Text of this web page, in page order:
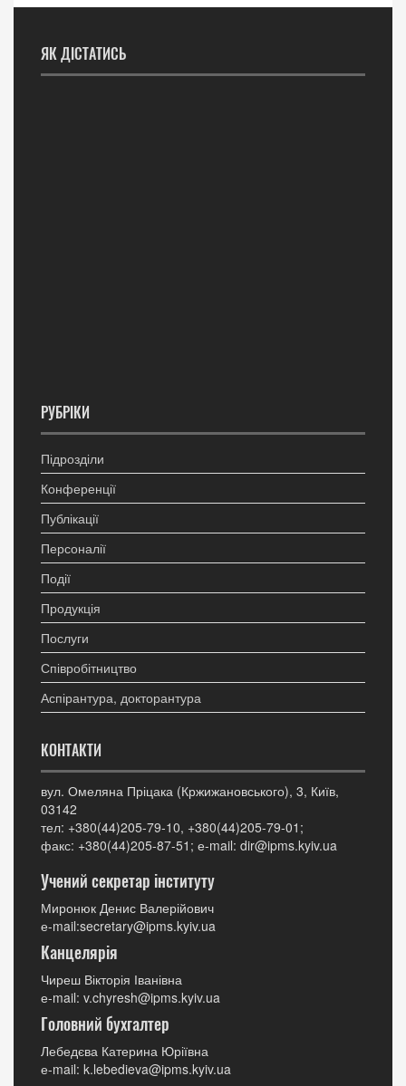
ЯК ДІСТАТИСЬ
РУБРІКИ
Підрозділи
Конференції
Публікації
Персоналії
Події
Продукція
Послуги
Співробітництво
Аспірантура, докторантура
КОНТАКТИ
вул. Омеляна Пріцака (Кржижановського), 3, Київ,
03142
тел: +380(44)205-79-10, +380(44)205-79-01;
факс: +380(44)205-87-51; е-mail: dir@ipms.kyiv.ua
Учений секретар інституту
Миронюк Денис Валерійович
е-mail:secretary@ipms.kyiv.ua
Канцелярія
Чиреш Вікторія Іванівна
е-mail: v.chyresh@ipms.kyiv.ua
Головний бухгалтер
Лебедєва Катерина Юріївна
е-mail: k.lebedieva@ipms.kyiv.ua